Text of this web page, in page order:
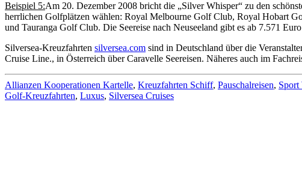
Beispiel 5:Am 20. Dezember 2008 bricht die „Silver Whisper“ zu den
herrlichen Golfplätzen wählen: Royal Melbourne Golf Club, Royal Hobart
und Tauranga Golf Club. Die Seereise nach Neuseeland gibt es ab 7.571
Silversea-Kreuzfahrten silversea.com sind in Deutschland über die
Cruise Line., in Österreich über Caravelle Seereisen. Näheres auch im
Allianzen Kooperationen Kartelle, Kreuzfahrten Schiff, Pauschalreisen, Sport
Golf-Kreuzfahrten, Luxus, Silversea Cruises